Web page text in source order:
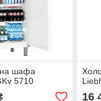
шафа
5710
16